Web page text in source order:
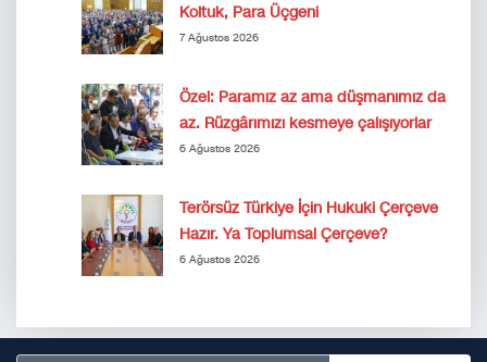
Koltuk, Para Üçgeni
7 Ağustos 2026
Özel: Paramız az ama düşmanımız da
az. Rüzgârımızı kesmeye çalışıyorlar
6 Ağustos 2026
Terörsüz Türkiye İçin Hukuki Çerçeve
Hazır. Ya Toplumsal Çerçeve?
6 Ağustos 2026